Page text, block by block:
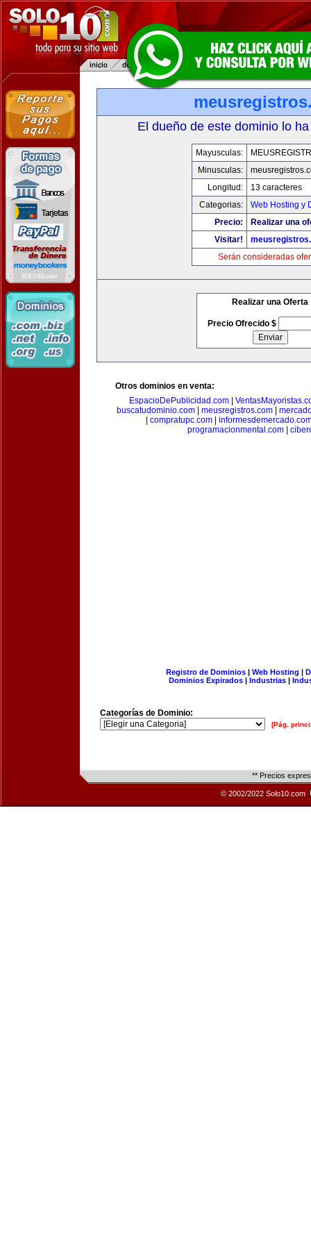
El dueño de este dominio lo
Mayusculas:
Minusculas:
Longitud:
13 caracteres
Categorias:
Web Hosting y
Precio:
Realizar una
Visitar!
Serán consideradas
Realizar una Oferta
Precio Ofrecido $
Otros dominios en venta:
EspacioDePublicidad.com
buscatudominio.com
meusregistros.com
compratupc.com
programacionmental.com
Registro de Dominios| Web Hosting |
Dominios Expirados | Industrias |
Categorías de Dominio:
[Pág.
** Precios
© 2002/2022 Solo10.com